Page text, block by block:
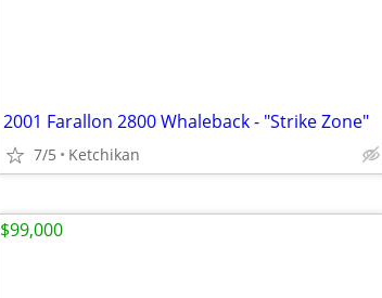
2001 Farallon 2800 Whaleback - "Strike Zone"
7/5 Ketchikan
$99,000